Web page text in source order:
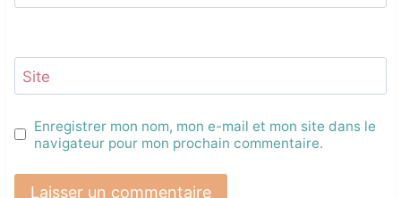
Site
Enregistrer mon nom, mon e-mail et mon site dans le
navigateur pour mon prochain commentaire.